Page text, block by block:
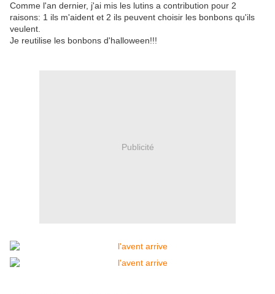
Comme l'an dernier, j'ai mis les lutins a contribution pour 2
raisons: 1 ils m'aident et 2 ils peuvent choisir les bonbons qu'ils
veulent.
Je reutilise les bonbons d'halloween!!!
Publicité